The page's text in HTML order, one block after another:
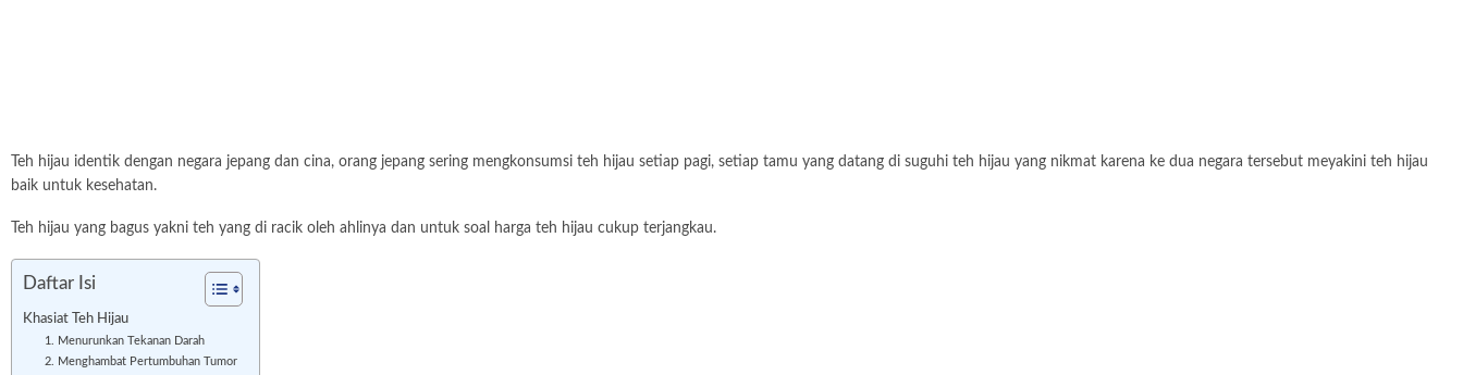
Teh hijau identik dengan negara jepang dan cina, orang jepang sering mengkonsumsi teh hijau setiap pagi, setiap tamu yang datang di suguhi teh hijau yang nikmat karena ke dua negara tersebut meyakini teh hijau
baik untuk kesehatan.
Teh hijau yang bagus yakni teh yang di racik oleh ahlinya dan untuk soal harga teh hijau cukup terjangkau.
Daftar Isi
Khasiat Teh Hijau
1. Menurunkan Tekanan Darah
2. Menghambat Pertumbuhan Tumor